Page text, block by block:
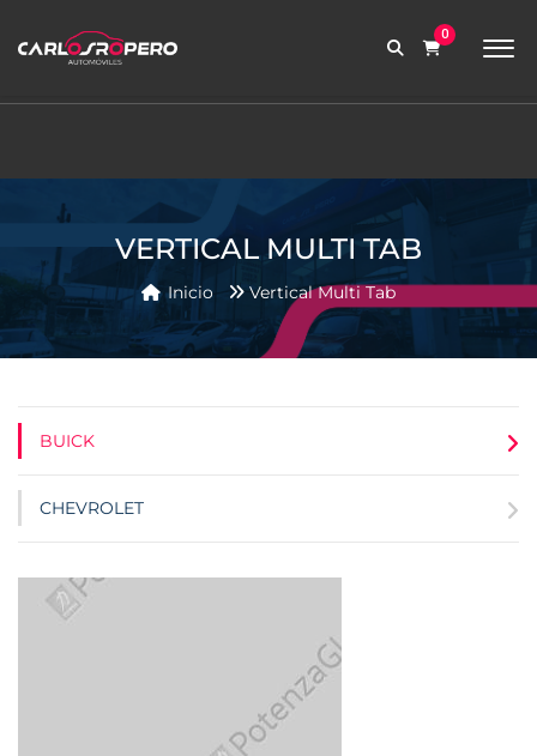
contabilidad@carlosroperoautomoviles.com
0
VERTICAL MULTI TAB
Inicio Vertical Multi Tab
BUICK
CHEVROLET